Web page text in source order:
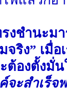
งชำนะม
จริง” เมื่
ต้องตั้งมั่
จะสำเร็